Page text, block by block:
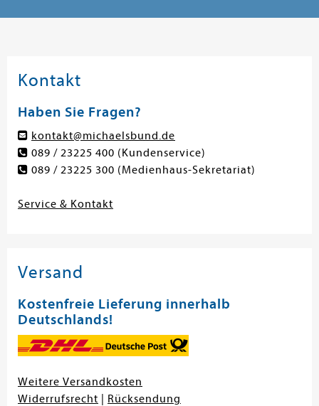
Kontakt
Haben Sie Fragen?
kontakt@michaelsbund.de
089 / 23225 400 (Kundenservice)
089 / 23225 300 (Medienhaus-Sekretariat)
Service & Kontakt
Versand
Kostenfreie Lieferung innerhalb
Deutschlands!
Weitere Versandkosten
Widerrufsrecht
Rücksendung